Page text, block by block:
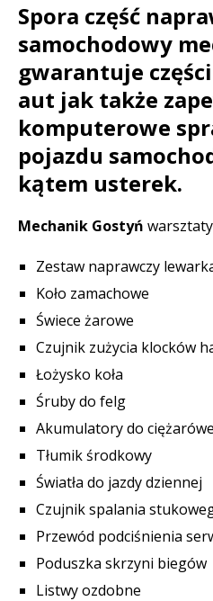
Spora część
samochodowy
gwarantuje
aut jak także
komputerowe
pojazdu
kątem usterek.
Mechanik Gostyń
Zestaw naprawczy
Koło zamachowe
Świece żarowe
Czujnik zużycia klocków
Łożysko koła
Śruby do felg
Akumulatory do
Tłumik środkowy
Światła do jazdy dziennej
Czujnik spalania
Przewód podciśnienia
Poduszka skrzyni biegów
Listwy ozdobne